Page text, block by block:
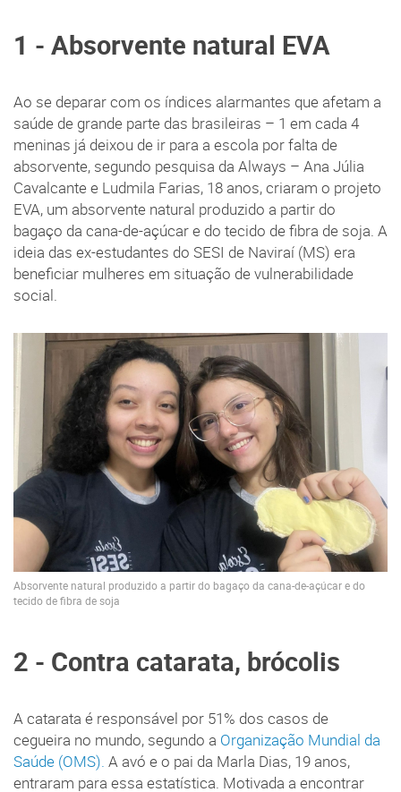
1 - Absorvente natural EVA
Ao se deparar com os índices alarmantes que afetam a
saúde de grande parte das brasileiras – 1 em cada 4
meninas já deixou de ir para a escola por falta de
absorvente, segundo pesquisa da Always – Ana Júlia
Cavalcante e Ludmila Farias, 18 anos, criaram o projeto
EVA, um absorvente natural produzido a partir do
bagaço da cana-de-açúcar e do tecido de fibra de soja. A
ideia das ex-estudantes do SESI de Naviraí (MS) era
beneficiar mulheres em situação de vulnerabilidade
social.
Absorvente natural produzido a partir do bagaço da cana-de-açúcar e do
tecido de fibra de soja
2 - Contra catarata, brócolis
A catarata é responsável por 51% dos casos de
cegueira no mundo, segundo a Organização Mundial da
Saúde (OMS). A avó e o pai da Marla Dias, 19 anos,
entraram para essa estatística. Motivada a encontrar